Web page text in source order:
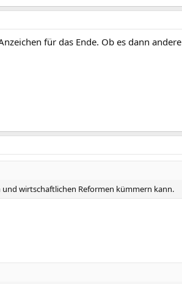
für das Ende. Ob es dann
und wirtschaftlichen Reformen kümmern kann.